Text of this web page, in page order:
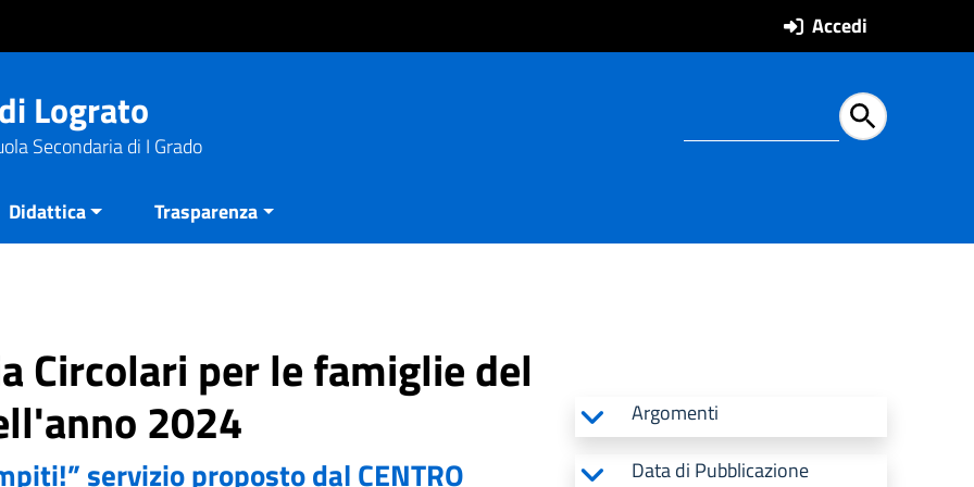
Accedi
Lograto
Secondaria di I Grado
Ricerca
Didattica Trasparenza
Circolari per le famiglie del
2024
servizio proposto dal CENTRO
Argomenti
Data di Pubblicazione